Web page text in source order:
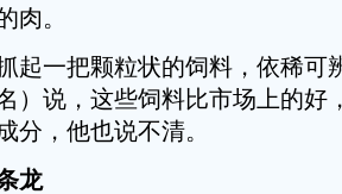
肉。
一把颗粒状的饲料，依稀可
）说，这些饲料比市场上的好
分，他也说不清。
龙